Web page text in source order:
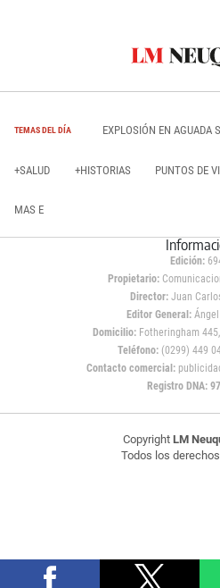
TEMAS DEL DÍA EXPLOSIÓN EN AGUADA
+SALUD +HISTORIAS PUNTOS DE
MAS E
Edición:
Propietario:
Director: Juan
Editor General:Ángel
Domicilio:Fotheringham
Teléfono: (0299) 449
Contacto comercial:
Registro DNA:
Copyright LM
Todos los